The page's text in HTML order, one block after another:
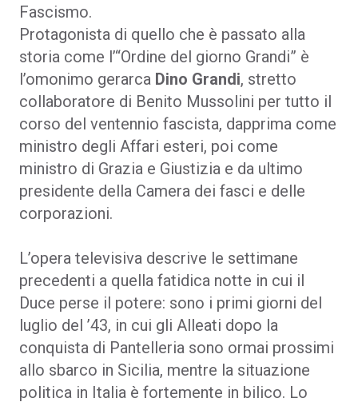
Fascismo.
Protagonista di quello che è passato alla
storia come l’“Ordine del giorno Grandi” è
l’omonimo gerarca Dino Grandi, stretto
collaboratore di Benito Mussolini per tutto il
corso del ventennio fascista, dapprima come
ministro degli Affari esteri, poi come
ministro di Grazia e Giustizia e da ultimo
presidente della Camera dei fasci e delle
corporazioni.
L’opera televisiva descrive le settimane
precedenti a quella fatidica notte in cui il
Duce perse il potere: sono i primi giorni del
luglio del ’43, in cui gli Alleati dopo la
conquista di Pantelleria sono ormai prossimi
allo sbarco in Sicilia, mentre la situazione
politica in Italia è fortemente in bilico. Lo